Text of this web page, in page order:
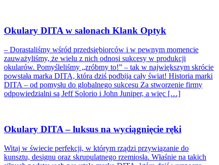
Okulary DITA w salonach Klank Optyk
– Dorastaliśmy wśród przedsiębiorców i w pewnym momencie
zauważyliśmy, że wielu z nich odnosi sukcesy w produkcji
okularów. Pomyśleliśmy „zróbmy to!” – tak w największym skrócie
powstała marka DITA, która dziś podbija cały świat! Historia marki
DITA – od pomysłu do globalnego sukcesu Za stworzenie firmy
odpowiedzialni są Jeff Solorio i John Juniper, a więc […]
Okulary DITA – luksus na wyciągnięcie ręki
Witaj w świecie perfekcji, w którym rządzi przywiązanie do
kunsztu, designu oraz skrupulatnego rzemiosła. Właśnie na takich